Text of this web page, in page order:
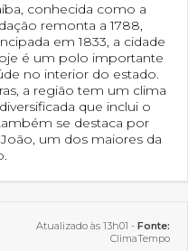
conhecida como a
remonta a 1788,
em 1833, a cidade
é um polo importante
no interior do estado.
a região tem um clima
que inclui o
se destaca por
um dos maiores da
Atualizado às 13h01 - Fonte:
ClimaTempo